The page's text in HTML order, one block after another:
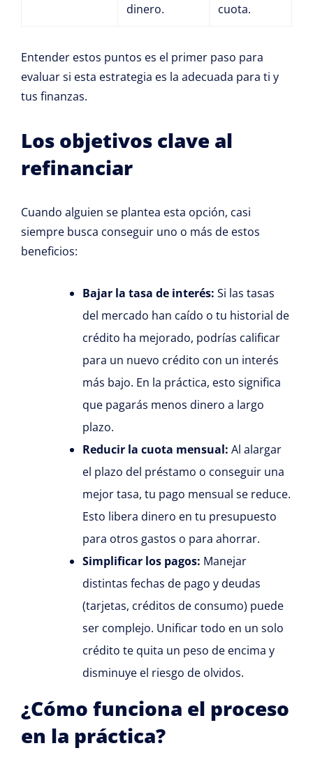
dinero.
cuota.
Entender estos puntos es el primer paso para
evaluar si esta estrategia es la adecuada para ti y
tus finanzas.
Los objetivos clave al
refinanciar
Cuando alguien se plantea esta opción, casi
siempre busca conseguir uno o más de estos
beneficios:
Bajar la tasa de interés: Si las tasas
del mercado han caído o tu historial de
crédito ha mejorado, podrías calificar
para un nuevo crédito con un interés
más bajo. En la práctica, esto significa
que pagarás menos dinero a largo
plazo.
Reducir la cuota mensual: Al alargar
el plazo del préstamo o conseguir una
mejor tasa, tu pago mensual se reduce.
Esto libera dinero en tu presupuesto
para otros gastos o para ahorrar.
Simplificar los pagos: Manejar
distintas fechas de pago y deudas
(tarjetas, créditos de consumo) puede
ser complejo. Unificar todo en un solo
crédito te quita un peso de encima y
disminuye el riesgo de olvidos.
¿Cómo funciona el proceso
en la práctica?